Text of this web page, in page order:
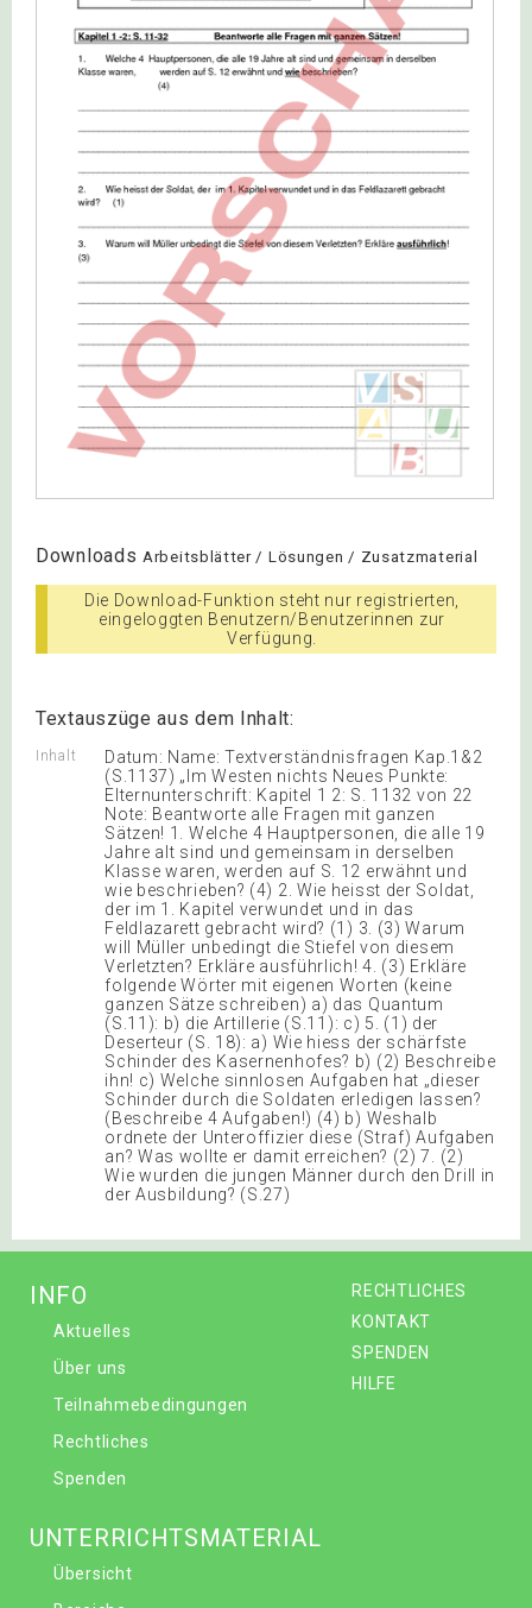
Downloads Arbeitsblätter / Lösungen / Zusatzmaterial
Die Download-Funktion steht nur registrierten,
eingeloggten Benutzern/Benutzerinnen zur
Verfügung.
Textauszüge aus dem Inhalt:
Inhalt
Datum: Name: Textverständnisfragen Kap.1&2
(S.1137) „Im Westen nichts Neues Punkte:
Elternunterschrift: Kapitel 1 2: S. 1132 von 22
Note: Beantworte alle Fragen mit ganzen
Sätzen! 1. Welche 4 Hauptpersonen, die alle 19
Jahre alt sind und gemeinsam in derselben
Klasse waren, werden auf S. 12 erwähnt und
wie beschrieben? (4) 2. Wie heisst der Soldat,
der im 1. Kapitel verwundet und in das
Feldlazarett gebracht wird? (1) 3. (3) Warum
will Müller unbedingt die Stiefel von diesem
Verletzten? Erkläre ausführlich! 4. (3) Erkläre
folgende Wörter mit eigenen Worten (keine
ganzen Sätze schreiben) a) das Quantum
(S.11): b) die Artillerie (S.11): c) 5. (1) der
Deserteur (S. 18): a) Wie hiess der schärfste
Schinder des Kasernenhofes? b) (2) Beschreibe
ihn! c) Welche sinnlosen Aufgaben hat „dieser
Schinder durch die Soldaten erledigen lassen?
(Beschreibe 4 Aufgaben!) (4) b) Weshalb
ordnete der Unteroffizier diese (Straf) Aufgaben
an? Was wollte er damit erreichen? (2) 7. (2)
Wie wurden die jungen Männer durch den Drill in
der Ausbildung? (S.27)
RECHTLICHES
KONTAKT
SPENDEN
HILFE
INFO
Aktuelles
Über uns
Teilnahmebedingungen
Rechtliches
Spenden
UNTERRICHTSMATERIAL
Übersicht